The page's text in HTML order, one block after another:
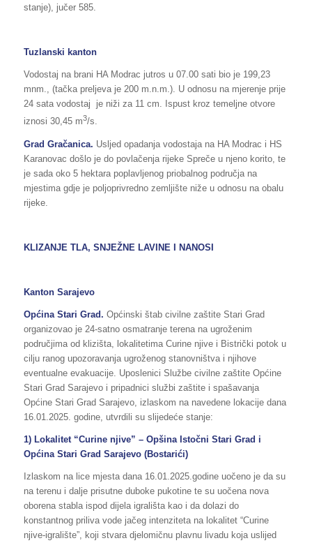
stanje), jučer 585.
Tuzlanski kanton
Vodostaj na brani HA Modrac jutros u 07.00 sati bio je 199,23
mnm., (tačka preljeva je 200 m.n.m.). U odnosu na mjerenje prije
24 sata vodostaj je niži za 11 cm. Ispust kroz temeljne otvore
iznosi 30,45 m3/s.
Grad Gračanica. Usljed opadanja vodostaja na HA Modrac i HS
Karanovac došlo je do povlačenja rijeke Spreče u njeno korito, te
je sada oko 5 hektara poplavljenog priobalnog područja na
mjestima gdje je poljoprivredno zemljište niže u odnosu na obalu
rijeke.
KLIZANJE TLA, SNJEŽNE LAVINE I NANOSI
Kanton Sarajevo
Općina Stari Grad. Općinski štab civilne zaštite Stari Grad
organizovao je 24-satno osmatranje terena na ugroženim
područjima od klizišta, lokalitetima Curine njive i Bistrički potok u
cilju ranog upozoravanja ugroženog stanovništva i njihove
eventualne evakuacije. Uposlenici Službe civilne zaštite Općine
Stari Grad Sarajevo i pripadnici službi zaštite i spašavanja
Općine Stari Grad Sarajevo, izlaskom na navedene lokacije dana
16.01.2025. godine, utvrdili su slijedeće stanje:
1) Lokalitet “Curine njive” – Opšina Istočni Stari Grad i
Općina Stari Grad Sarajevo (Bostarići)
Izlaskom na lice mjesta dana 16.01.2025.godine uočeno je da su
na terenu i dalje prisutne duboke pukotine te su uočena nova
oborena stabla ispod dijela igrališta kao i da dolazi do
konstantnog priliva vode jačeg intenziteta na lokalitet “Curine
njive-igralište”, koji stvara djelomičnu plavnu livadu koja uslijed